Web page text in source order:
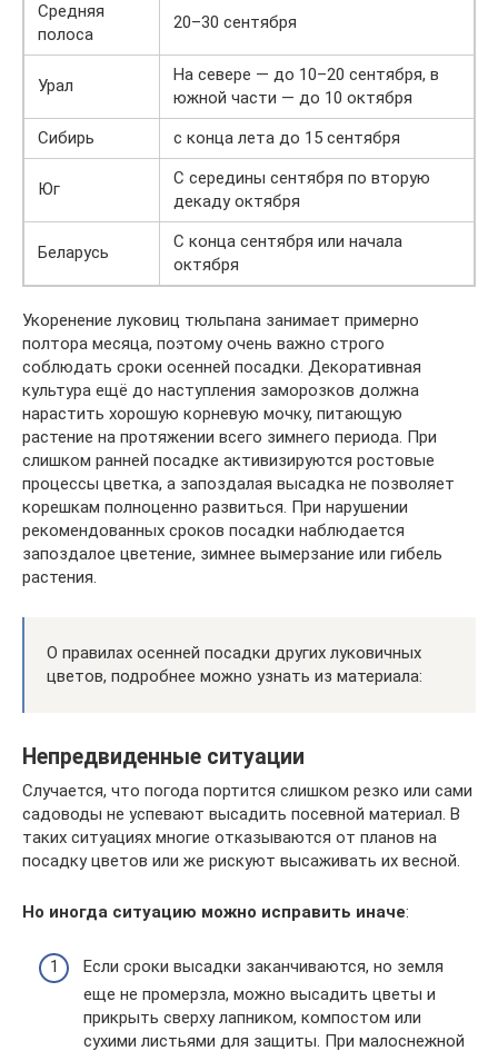
Средняя
полоса
20–30 сентября
Урал
На севере — до 10–20 сентября, в
южной части — до 10 октября
Сибирь
с конца лета до 15 сентября
Юг
С середины сентября по вторую
декаду октября
Беларусь
С конца сентября или начала
октября
Укоренение луковиц тюльпана занимает примерно
полтора месяца, поэтому очень важно строго
соблюдать сроки осенней посадки. Декоративная
культура ещё до наступления заморозков должна
нарастить хорошую корневую мочку, питающую
растение на протяжении всего зимнего периода. При
слишком ранней посадке активизируются ростовые
процессы цветка, а запоздалая высадка не позволяет
корешкам полноценно развиться. При нарушении
рекомендованных сроков посадки наблюдается
запоздалое цветение, зимнее вымерзание или гибель
растения.
О правилах осенней посадки других луковичных
цветов, подробнее можно узнать из материала:
Непредвиденные ситуации
Случается, что погода портится слишком резко или сами
садоводы не успевают высадить посевной материал. В
таких ситуациях многие отказываются от планов на
посадку цветов или же рискуют высаживать их весной.
Но иногда ситуацию можно исправить иначе:
Если сроки высадки заканчиваются, но земля
еще не промерзла, можно высадить цветы и
прикрыть сверху лапником, компостом или
сухими листьями для защиты. При малоснежной